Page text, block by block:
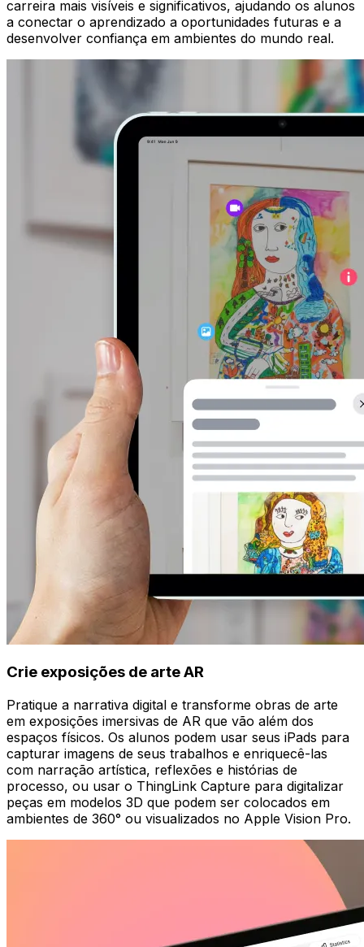
carreira mais visíveis e significativos, ajudando os alunos
a conectar o aprendizado a oportunidades futuras e a
desenvolver confiança em ambientes do mundo real.
Crie exposições de arte AR
Pratique a narrativa digital e transforme obras de arte
em exposições imersivas de AR que vão além dos
espaços físicos. Os alunos podem usar seus iPads para
capturar imagens de seus trabalhos e enriquecê-las
com narração artística, reflexões e histórias de
processo, ou usar o ThingLink Capture para digitalizar
peças em modelos 3D que podem ser colocados em
ambientes de 360° ou visualizados no Apple Vision Pro.